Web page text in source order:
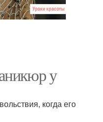
у
когда его